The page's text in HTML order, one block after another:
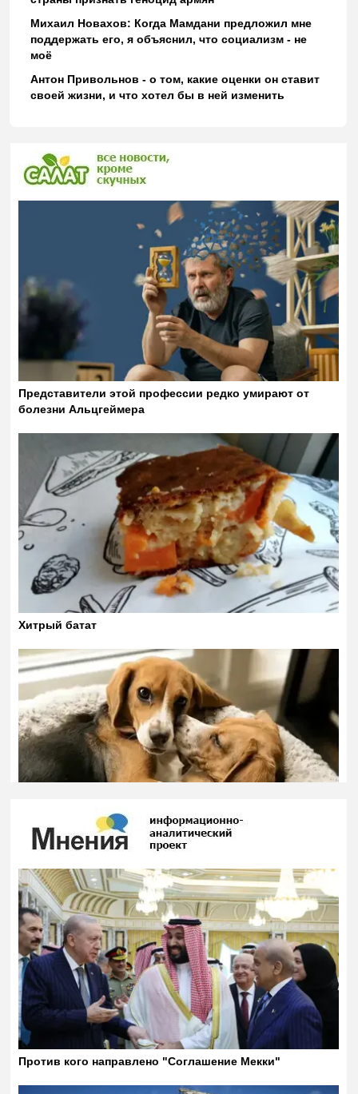
Михаил Новахов: Когда Мамдани предложил мне
поддержать его, я объяснил, что социализм - не
моё
Антон Привольнов - о том, какие оценки он ставит
своей жизни, и что хотел бы в ней изменить